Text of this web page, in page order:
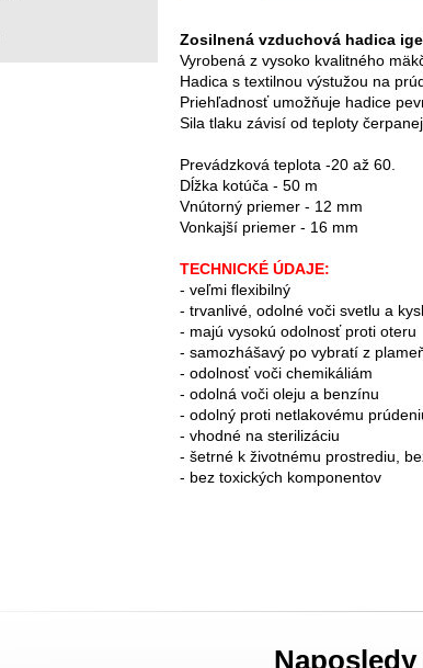
Zosilnená vzduchová hadica
Vyrobená z vysoko kvalitného
Hadica s textilnou výstužou na
Priehľadnosť umožňuje hadice
Sila tlaku závisí od teploty
Prevádzková teplota -20 až 60.
Dĺžka kotúča - 50 m
Vnútorný priemer - 12 mm
Vonkajší priemer - 16 mm
TECHNICKÉ ÚDAJE:
- veľmi flexibilný
- trvanlivé, odolné voči svetlu a
- majú vysokú odolnosť proti oteru
- samozhášavý po vybratí z
- odolnosť voči chemikáliám
- odolná voči oleju a benzínu
- odolný proti netlakovému
- vhodné na sterilizáciu
- šetrné k životnému prostrediu,
- bez toxických komponentov